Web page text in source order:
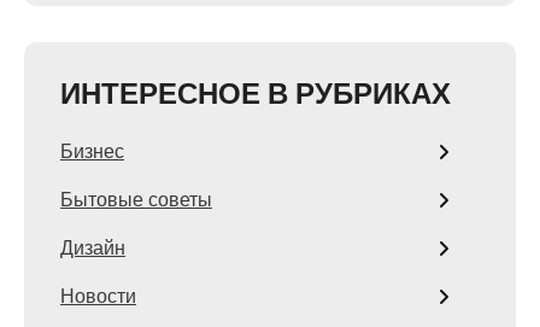
ИНТЕРЕСНОЕ В РУБРИКАХ
Бизнес
Бытовые советы
Дизайн
Новости